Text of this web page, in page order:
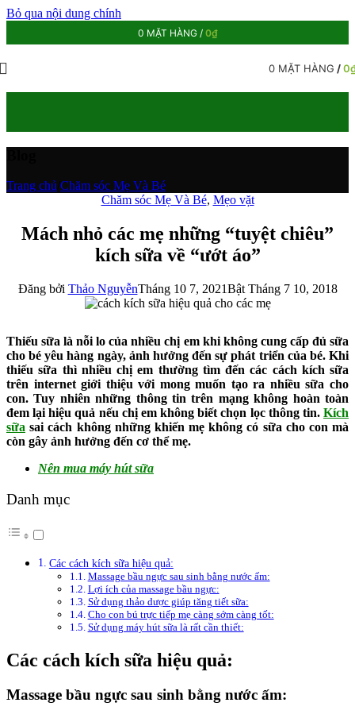
Bỏ qua nội dung chính
0 MẶT HÀNG / 0₫
0 MẶT HÀNG /0
Trang chủ Chăm sóc Mẹ Và Bé
Chăm sóc Mẹ Và Bé, Mẹo vặt
Mách nhỏ các mẹ những “tuyệt chiêu”
kích sữa về “ướt áo”
Đăng bởi Thảo NguyễnTháng 10 7, 2021Bật Tháng 7 10, 2018
Thiếu sữa là nỗi lo của nhiều chị em khi không cung cấp đủ sữa
cho bé yêu hàng ngày, ảnh hưởng đến sự phát triển của bé. Khi
thiếu sữa thì nhiều chị em thường tìm đến các cách kích sữa
trên internet giới thiệu với mong muốn tạo ra nhiều sữa cho
con. Tuy nhiên những thông tin trên mạng không hoàn toàn
đem lại hiệu quả nếu chị em không biết chọn lọc thông tin. Kích
sữa sai cách không những khiến mẹ không có sữa cho con mà
còn gây ảnh hưởng đến cơ thể mẹ.
Nên mua máy hút sữa
Danh mục
Các cách kích sữa hiệu quả:
Massage bầu ngực sau sinh bằng nước ấm:
Lợi ích của massage bầu ngực:
Sử dụng thảo dược giúp tăng tiết sữa:
Cho con bú trực tiếp mẹ càng sớm càng tốt:
Sử dụng máy hút sữa là rất cần thiết:
Các cách kích sữa hiệu quả:
Massage bầu ngực sau sinh bằng nước ấm: